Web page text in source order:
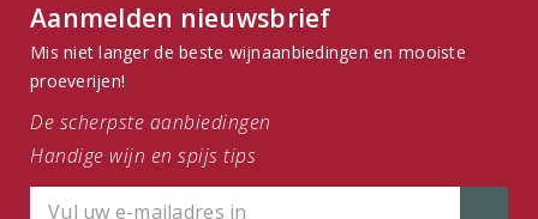
Aanmelden nieuwsbrief
Mis niet langer de beste wijnaanbiedingen en mooiste
proeverijen!
De scherpste aanbiedingen
Handige wijn en spijs tips